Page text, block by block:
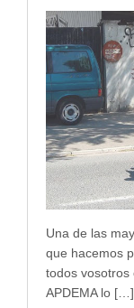
Una de las
que hacemos
todos vosotros
APDEMA lo […]